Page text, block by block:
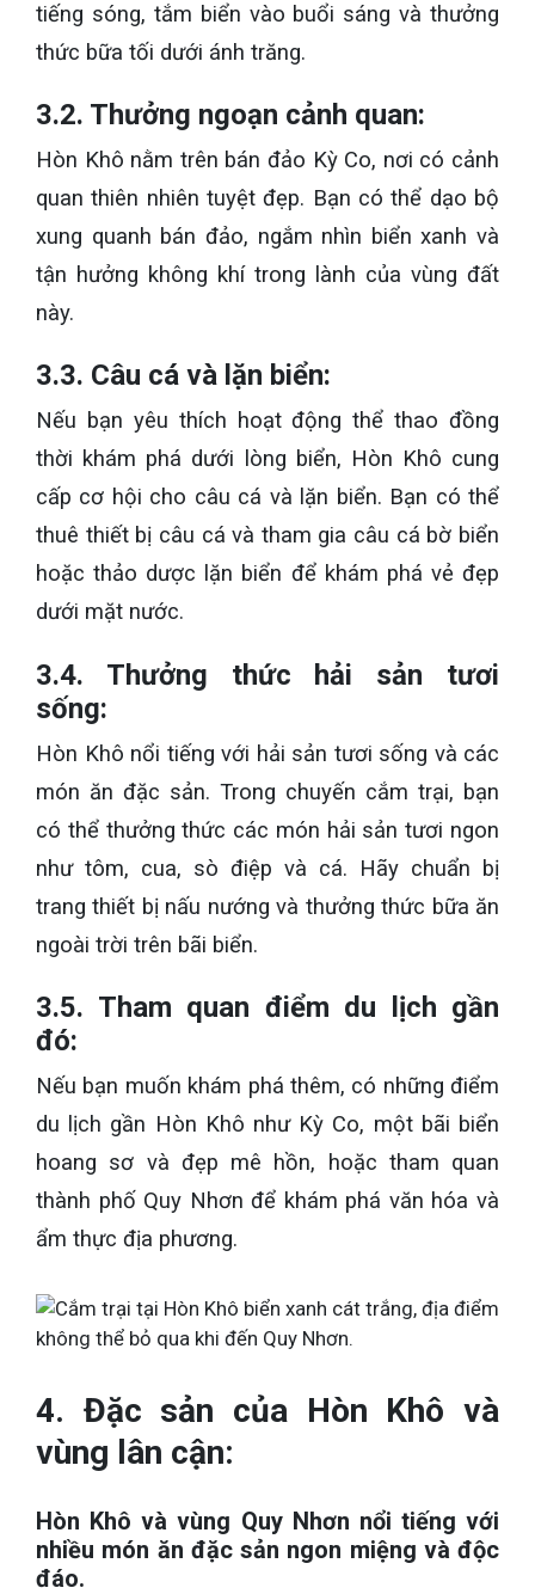
tiếng sóng, tắm biển vào buổi sáng và thưởng
thức bữa tối dưới ánh trăng.
3.2. Thưởng ngoạn cảnh quan:
Hòn Khô nằm trên bán đảo Kỳ Co, nơi có cảnh
quan thiên nhiên tuyệt đẹp. Bạn có thể dạo bộ
xung quanh bán đảo, ngắm nhìn biển xanh và
tận hưởng không khí trong lành của vùng đất
này.
3.3. Câu cá và lặn biển:
Nếu bạn yêu thích hoạt động thể thao đồng
thời khám phá dưới lòng biển, Hòn Khô cung
cấp cơ hội cho câu cá và lặn biển. Bạn có thể
thuê thiết bị câu cá và tham gia câu cá bờ biển
hoặc thảo dược lặn biển để khám phá vẻ đẹp
dưới mặt nước.
3.4. Thưởng thức hải sản tươi
sống:
Hòn Khô nổi tiếng với hải sản tươi sống và các
món ăn đặc sản. Trong chuyến cắm trại, bạn
có thể thưởng thức các món hải sản tươi ngon
như tôm, cua, sò điệp và cá. Hãy chuẩn bị
trang thiết bị nấu nướng và thưởng thức bữa ăn
ngoài trời trên bãi biển.
3.5. Tham quan điểm du lịch gần
đó:
Nếu bạn muốn khám phá thêm, có những điểm
du lịch gần Hòn Khô như Kỳ Co, một bãi biển
hoang sơ và đẹp mê hồn, hoặc tham quan
thành phố Quy Nhơn để khám phá văn hóa và
ẩm thực địa phương.
4. Đặc sản của Hòn Khô và
vùng lân cận:
Hòn Khô và vùng Quy Nhơn nổi tiếng với
nhiều món ăn đặc sản ngon miệng và độc
đáo.